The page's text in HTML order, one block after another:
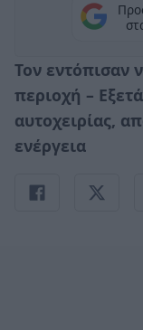
Τον εντόπισαν
περιοχή –
αυτοχειρίας,
ενέργεια